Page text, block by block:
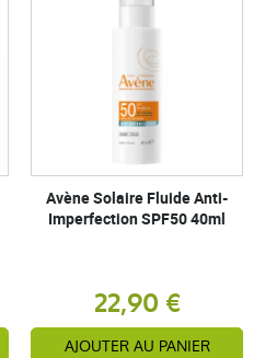
Avène Solaire Fluide Anti-
Imperfection SPF50 40ml
22,90 €
AJOUTER AU PANIER